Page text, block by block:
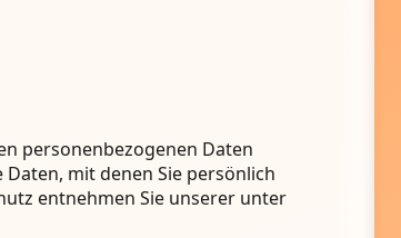
personenbezogenen Daten
mit denen Sie persönlich
entnehmen Sie unserer unter